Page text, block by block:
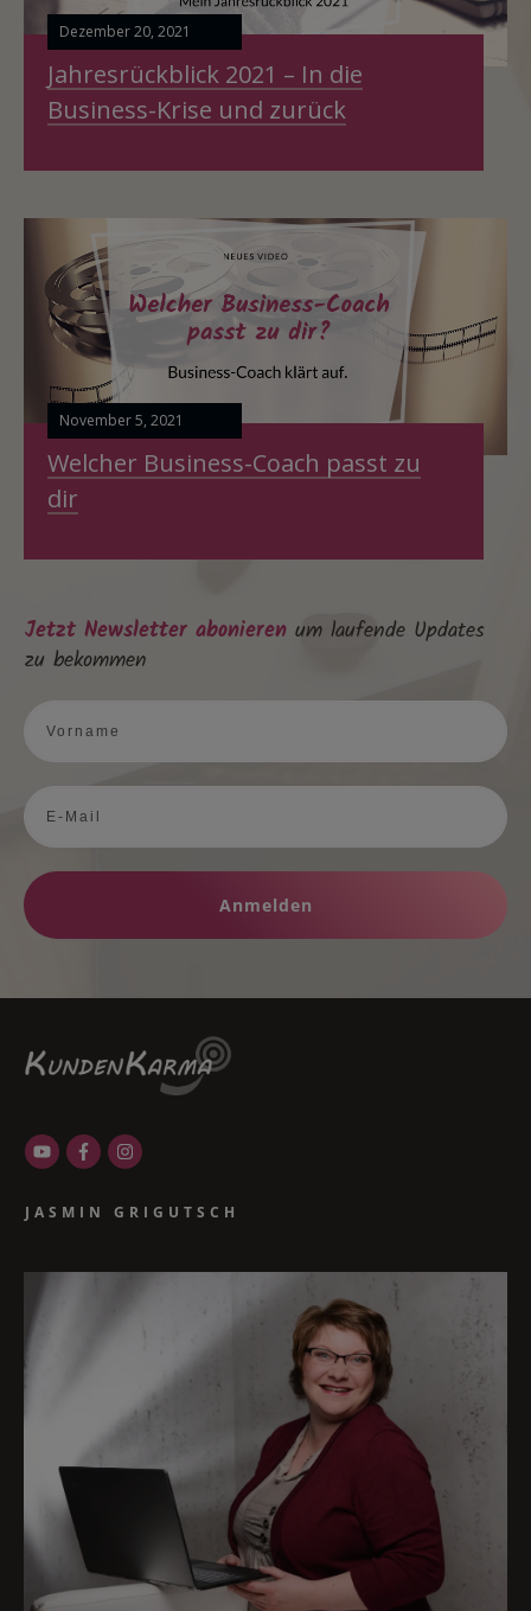
Dezember 20, 2021
Jahresrückblick 2021 – In die
Business-Krise und zurück
November 5, 2021
Welcher Business-Coach passt zu
dir
Jetzt Newsletter abonieren um laufende Updates
zu bekommen
Anmelden
JASMIN GRIGUTSCH